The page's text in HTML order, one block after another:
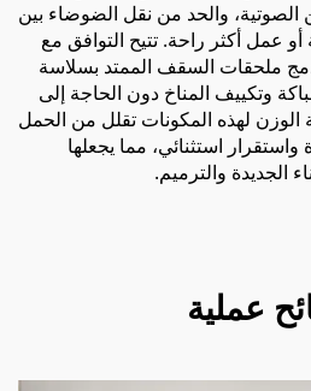
والحد من نقل الضوضاء بين
عمل أكثر راحة. تتيح التوافق مع
ملحقات السقف الممتد بسلاسة
وتكييف المناخ دون الحاجة إلى
الوزن لهذه المكونات تقلل من الحمل
استثنائي، مما يجعلها
الجديدة والترميم.
عملية